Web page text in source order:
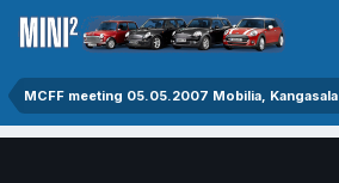
MCFF meeting 05.05.2007 Mobilia, Kangasala